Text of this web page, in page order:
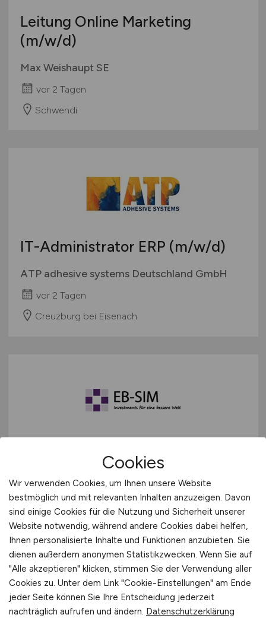
Leitung Online Marketing
(m/w/d)
Max Weishaupt SE
vor 2 Tagen
Schwendi
IT-Administrator ERP (m/w/d)
ATP adhesive systems Deutschland GmbH
vor 2 Tagen
Creuzburg bei Eisenach
IT Systemadministrator
EB - Sustainable Investment Management
GmbH
vor 2 Tagen
Kassel, Köln, Frankfurt am Main, Hamburg
Cookies
Wir verwenden Cookies, um Ihnen unsere Website
bestmöglich und mit relevanten Inhalten anzuzeigen. Davon
sind einige Cookies für die Nutzung und Sicherheit unserer
Website notwendig, während andere Cookies dabei helfen,
Ihnen personalisierte Inhalte und Funktionen anzubieten. Sie
dienen außerdem anonymen Statistikzwecken. Wenn Sie auf
"Alle akzeptieren" klicken, stimmen Sie der Verwendung aller
Cookies zu. Unter dem Link "Cookie-Einstellungen" am Ende
jeder Seite können Sie Ihre Entscheidung jederzeit
nachträglich aufrufen und ändern. Datenschutzerklärung